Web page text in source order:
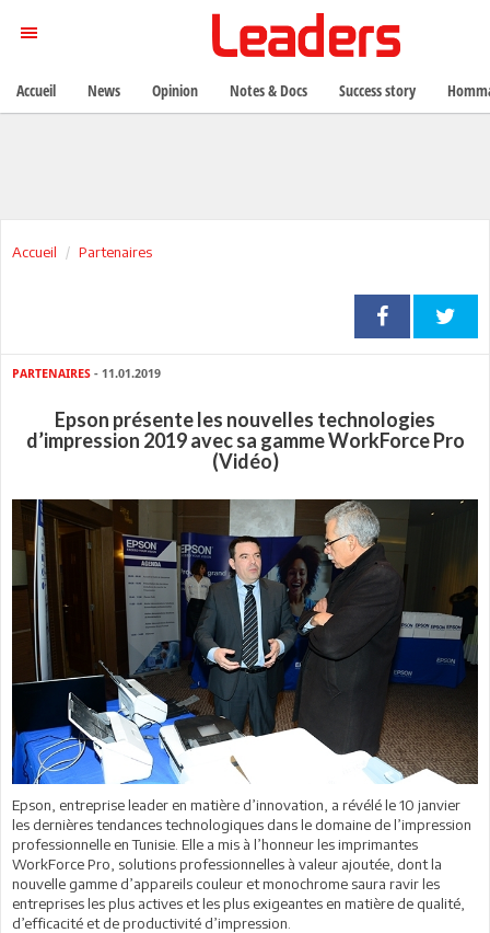
Accueil Partenaires
PARTENAIRES - 11.01.2019
Epson présente les nouvelles technologies
d’impression 2019 avec sa gamme WorkForce Pro
(Vidéo)
Epson, entreprise leader en matière d’innovation, a révélé le 10 janvier
les dernières tendances technologiques dans le domaine de l’impression
professionnelle en Tunisie. Elle a mis à l’honneur les imprimantes
WorkForce Pro, solutions professionnelles à valeur ajoutée, dont la
nouvelle gamme d’appareils couleur et monochrome saura ravir les
entreprises les plus actives et les plus exigeantes en matière de qualité,
d’efficacité et de productivité d’impression.
Accueil News Opinion Notes & Docs Success story